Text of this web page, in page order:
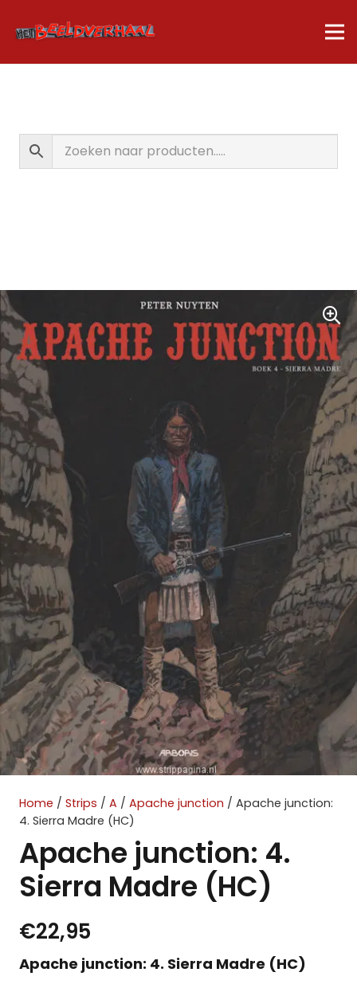
Home / Strips / A / Apache junction / Apache junction:
4. Sierra Madre (HC)
Apache junction: 4.
Sierra Madre (HC)
€22,95
Apache junction: 4. Sierra Madre (HC)